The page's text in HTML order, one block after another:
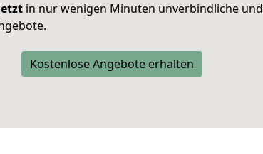
in nur wenigen Minuten unverbindliche und
Kostenlose Angebote erhalten